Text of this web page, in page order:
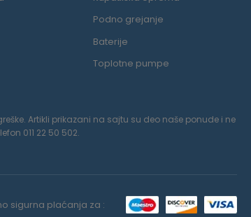
Podno grejanje
Baterije
Toplotne pumpe
Artikli prikazani na sajtu su deo naše ponude i ne
011 22 50 502.
sigurna plaćanja za :